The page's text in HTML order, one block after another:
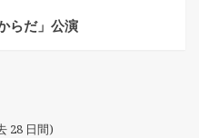
らだ」公演
28 日間)